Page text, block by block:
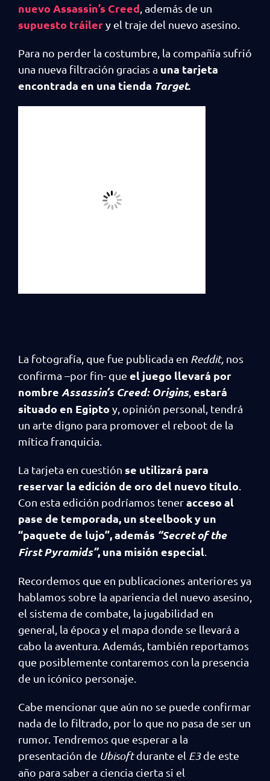
nuevo Assassin’s Creed , además de un
supuesto tráilery el traje del nuevo asesino.
Para no perder la costumbre, la compañía sufrió
una nueva filtración gracias a una tarjeta
encontrada en una tienda Target.
La fotografía, que fue publicada en Reddit, nos
confirma –por fin- que el juego llevará por
nombre Assassin’s Creed: Origins, estará
situado en Egipto y, opinión personal, tendrá
un arte digno para promover el reboot de la
mítica franquicia.
La tarjeta en cuestión se utilizará para
reservar la edición de oro del nuevo título
Con esta edición podríamos teneracceso al
pase de temporada, un steelbook y un
“paquete de lujo”, además “Secret of the
First Pyramids”, una misión especial
Recordemos que en publicaciones anteriores ya
hablamos sobre la apariencia del nuevo asesino,
el sistema de combate, la jugabilidad en
general, la época y el mapa donde se llevará a
cabo la aventura. Además, también reportamos
que posiblemente contaremos con la presencia
de un icónico personaje.
Cabe mencionar que aún no se puede confirmar
nada de lo filtrado, por lo que no pasa de ser un
rumor. Tendremos que esperar a la
presentación de Ubisoftdurante el E3de este
año para saber a ciencia cierta si el